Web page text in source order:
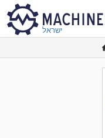
ישראל